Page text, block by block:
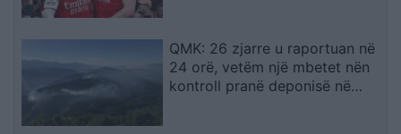
QMK: 26 zjarre u raportuan në
24 orë, vetëm një mbetet nën
kontroll pranë deponisë në